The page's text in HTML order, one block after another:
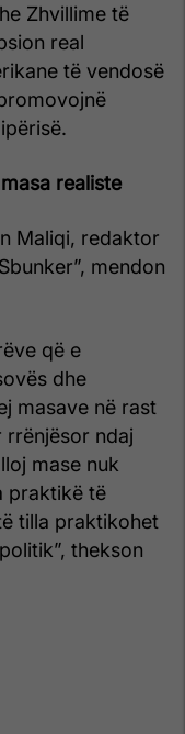
Zhvillime të
real
të vendosë
realiste
Maliqi, redaktor
mendon
që e
dhe
masave në rast
ndaj
mase nuk
praktikë të
tilla praktikohet
thekson